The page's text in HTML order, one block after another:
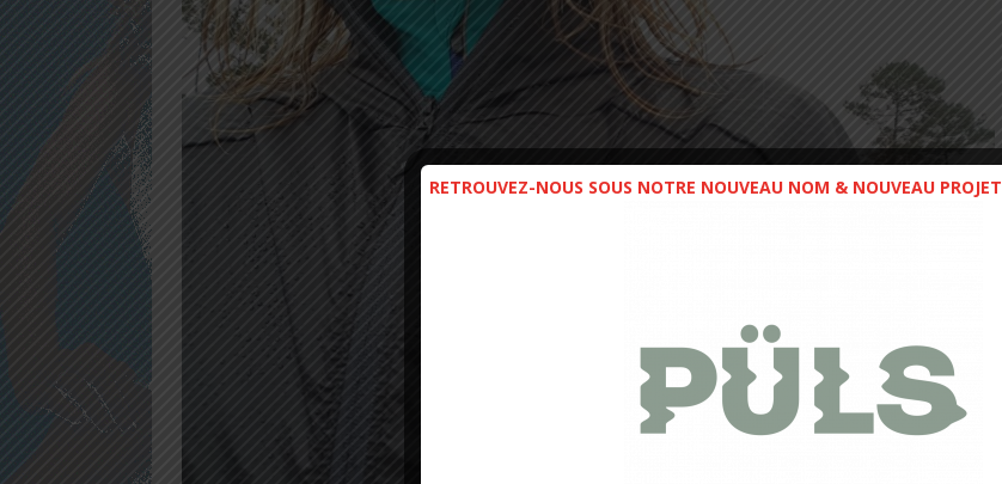
RETROUVEZ-NOUS SOUS NOTRE NOUVEAU NOM & NOUVEAU PROJET